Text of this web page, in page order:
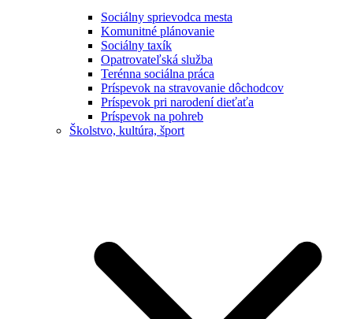
Sociálny sprievodca mesta
Komunitné plánovanie
Sociálny taxík
Opatrovateľská služba
Terénna sociálna práca
Príspevok na stravovanie dôchodcov
Príspevok pri narodení dieťaťa
Príspevok na pohreb
Školstvo, kultúra, šport